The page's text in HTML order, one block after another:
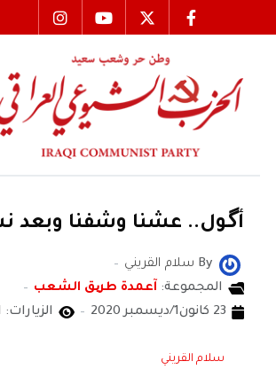
أگـول.. عشنا وشفنا وبعد
By سلام القريني
المجموعة: آعمدة طریق الشعب
23 كانون1/ديسمبر 2020
الزيارات: 3691
سلام القريني